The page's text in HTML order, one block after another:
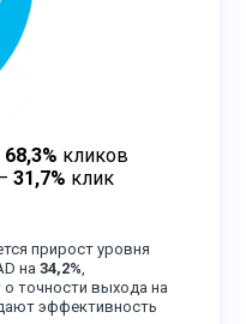
68,3% кликов
31,7% клик
прирост уровня
на34,2%
точности выхода на
эффективность